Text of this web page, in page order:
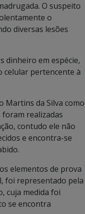
O suspeito
o
diversas lesões
dinheiro em espécie,
celular pertencente à
Martins da Silva como
realizadas
contudo ele não
e encontra-se
elementos de prova
foi representado pela
cuja medida foi
se encontra